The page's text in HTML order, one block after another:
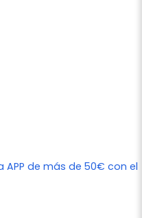
APP de más de 50€ con el